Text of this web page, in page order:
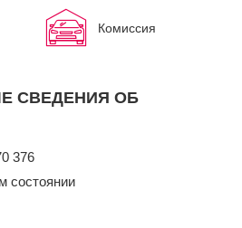
Комиссия
СВЕДЕНИЯ ОБ
376
состоянии